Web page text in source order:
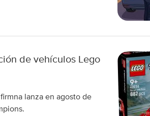
de vehículos Lego
lanza en agosto de